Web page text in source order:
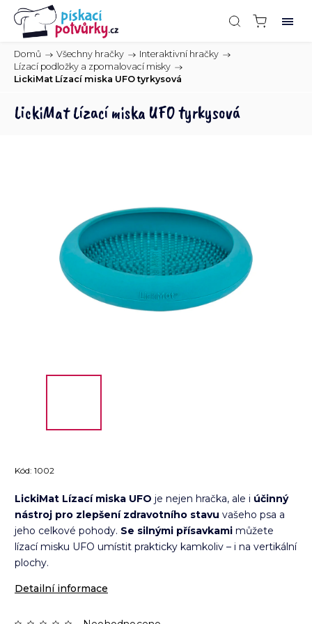
Domů / Všechny hračky / Interaktivní hračky /
Lízací podložky a zpomalovací misky /
LickiMat Lízací miska UFO tyrkysová
LickiMat Lízací miska UFO tyrkysová
Kód: 1002
LickiMat Lízací miska UFO je nejen hračka, ale i účinný
nástroj pro zlepšení zdravotního stavu vašeho psa a
jeho celkové pohody. Se silnými přísavkami můžete
lízací misku UFO umístit prakticky kamkoliv – i na vertikální
plochy.
Detailní informace